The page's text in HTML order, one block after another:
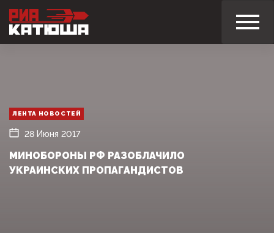
ЛЕНТА НОВОСТЕЙ
28 Июня 2017
МИНОБОРОНЫ РФ РАЗОБЛАЧИЛО
УКРАИНСКИХ ПРОПАГАНДИСТОВ